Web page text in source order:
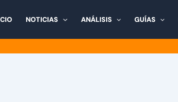
NOTICIAS ANÁLISIS GUÍAS